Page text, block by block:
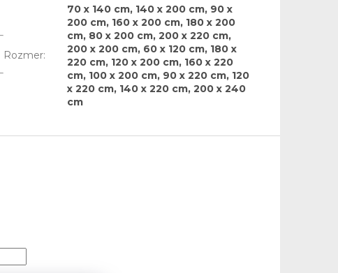
Rozmer:
70 x 140 cm, 140 x 200 cm, 90 x
200 cm, 160 x 200 cm, 180 x 200
cm, 80 x 200 cm, 200 x 220 cm,
200 x 200 cm, 60 x 120 cm, 180 x
220 cm, 120 x 200 cm, 160 x 220
cm, 100 x 200 cm, 90 x 220 cm, 120
x 220 cm, 140 x 220 cm, 200 x 240
cm